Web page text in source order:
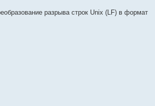
разрыва строк Unix (LF) в формат